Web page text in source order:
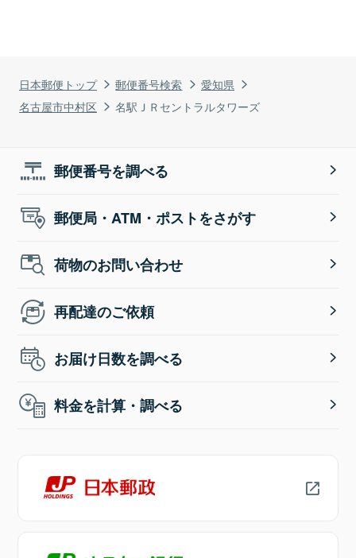
日本郵便トップ 郵便番号検索
愛知県
名古屋市中村区
名駅ＪＲセントラルタワーズ
郵便番号を調べる
郵便局・ATM・ポストをさがす
荷物のお問い合わせ
再配達のご依頼
お届け日数を調べる
料金を計算・調べる